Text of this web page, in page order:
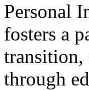
Personal
fosters a
transition,
through